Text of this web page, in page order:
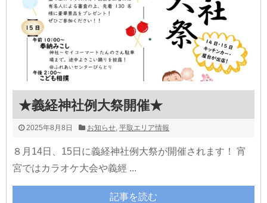
★義経神社例大祭開催★
2025年8月8日 お知らせ, 平取エリア情報
８月14日、15日に義経神社例大祭が開催されます！ 宵
宮ではカラオケ大会や義經 ...
記事を読む